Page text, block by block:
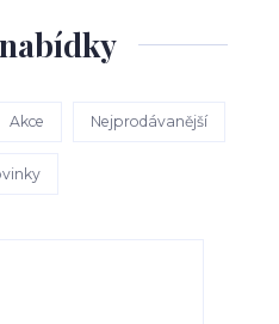
Akce Nejprodávanější